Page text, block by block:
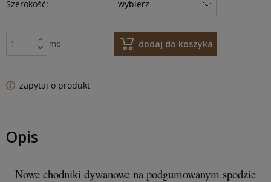
Szerokość:
mb dodaj do koszyka
zapytaj o produkt
Opis
Nowe chodniki dywanowe na podgumowanym spodzie